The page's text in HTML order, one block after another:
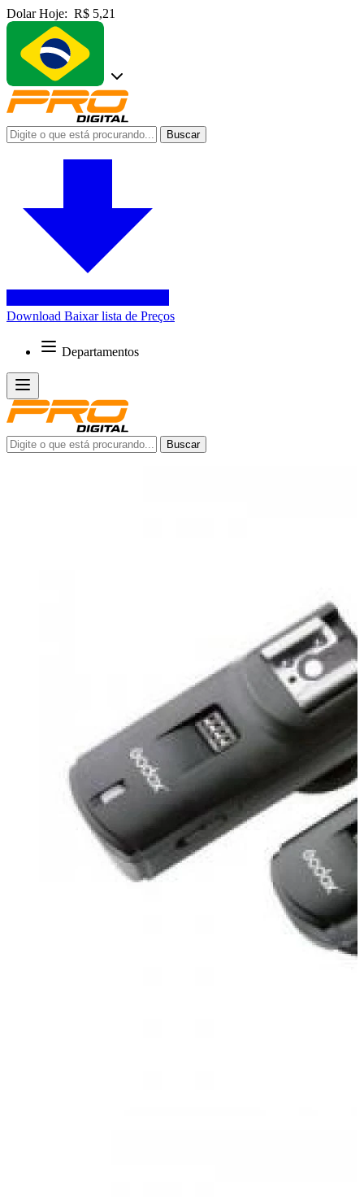
Dolar Hoje: R$ 5,21
Buscar
Download Baixar lista de Preços
Departamentos
Buscar